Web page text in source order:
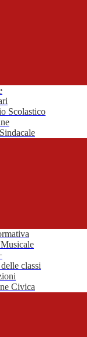
Scolastico
classi
Civica